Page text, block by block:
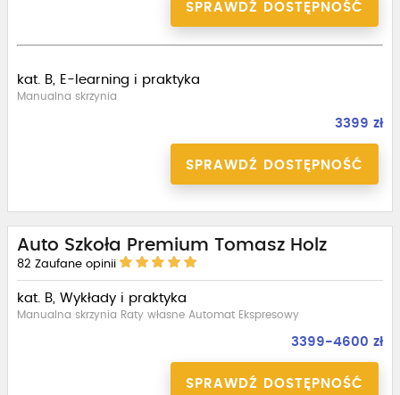
SPRAWDŹ DOSTĘPNOŚĆ
kat. B, E-learning i praktyka
Manualna skrzynia
3399 zł
SPRAWDŹ DOSTĘPNOŚĆ
Auto Szkoła Premium Tomasz Holz
82 Zaufane opinii
kat. B, Wykłady i praktyka
Manualna skrzynia Raty własne Automat Ekspresowy
3399-4600 zł
SPRAWDŹ DOSTĘPNOŚĆ